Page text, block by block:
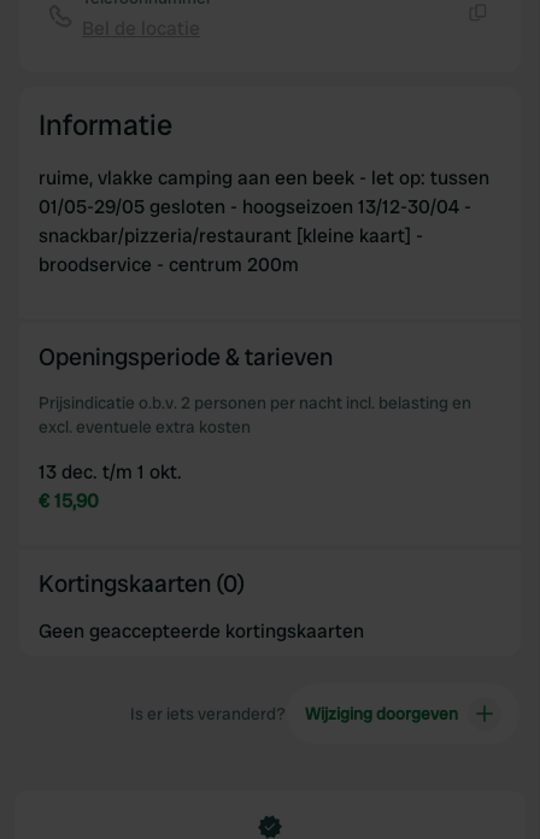
provided to them or that they’ve collected from your use
Informatie
ruime, vlakke camping aan een beek - let op: tussen
01/05-29/05 gesloten - hoogseizoen 13/12-30/04 -
snackbar/pizzeria/restaurant [kleine kaart] -
broodservice - centrum 200m
Openingsperiode & tarieven
Prijsindicatie o.b.v. 2 personen per nacht incl. belasting en
excl. eventuele extra kosten
13 dec. t/m 1 okt.
€ 15,90
Kortingskaarten (0)
Geen geaccepteerde kortingskaarten
Is er iets veranderd? Wijziging doorgeven